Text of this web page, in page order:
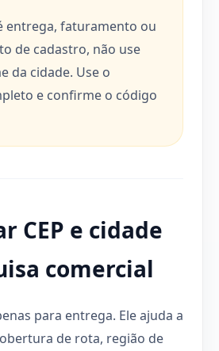
entrega, faturamento ou
de cadastro, não use
da cidade. Use o
e confirme o código
CEP e cidade
comercial
para entrega. Ele ajuda a
de rota, região de